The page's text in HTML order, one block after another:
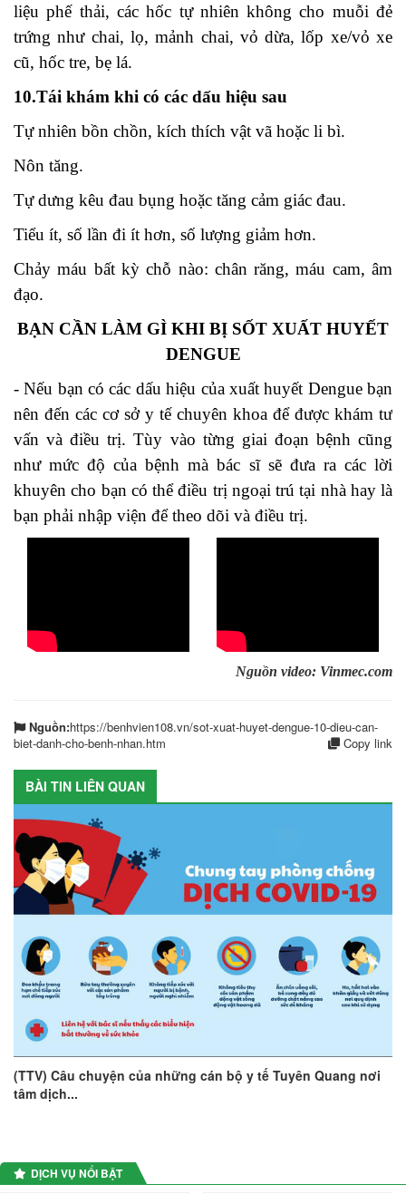
liệu phế thải, các hốc tự nhiên không cho muỗi đẻ
trứng như chai, lọ, mảnh chai, vỏ dừa, lốp xe/vỏ xe
cũ, hốc tre, bẹ lá.
10.Tái khám khi có các dấu hiệu sau
Tự nhiên bồn chồn, kích thích vật vã hoặc li bì.
Nôn tăng.
Tự dưng kêu đau bụng hoặc tăng cảm giác đau.
Tiểu ít, số lần đi ít hơn, số lượng giảm hơn.
Chảy máu bất kỳ chỗ nào: chân răng, máu cam, âm
đạo.
BẠN CẦN LÀM GÌ KHI BỊ SỐT XUẤT HUYẾT
DENGUE
- Nếu bạn có các dấu hiệu của xuất huyết Dengue bạn
nên đến các cơ sở y tế chuyên khoa để được khám tư
vấn và điều trị. Tùy vào từng giai đoạn bệnh cũng
như mức độ của bệnh mà bác sĩ sẽ đưa ra các lời
khuyên cho bạn có thể điều trị ngoại trú tại nhà hay là
bạn phải nhập viện để theo dõi và điều trị.
Nguồn video: Vinmec.com
Nguồn:https://benhvien108.vn/sot-xuat-huyet-dengue-10-dieu-can-
biet-danh-cho-benh-nhan.htm
Copy link
BÀI TIN LIÊN QUAN
(TTV) Câu chuyện của những cán bộ y tế Tuyên Quang nơi
tâm dịch...
DỊCH VỤ NỔI BẬT